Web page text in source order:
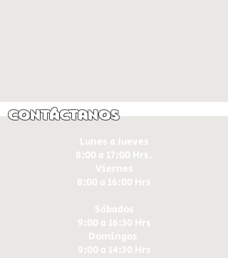
Contáctanos
Lunes a Jueves
8:00 a 17:00 Hrs.
Viernes
8:00 a 16:00 Hrs​
Sábados
9:00 a 16:30 Hrs
Domingos
9:00 a 14:30 Hrs